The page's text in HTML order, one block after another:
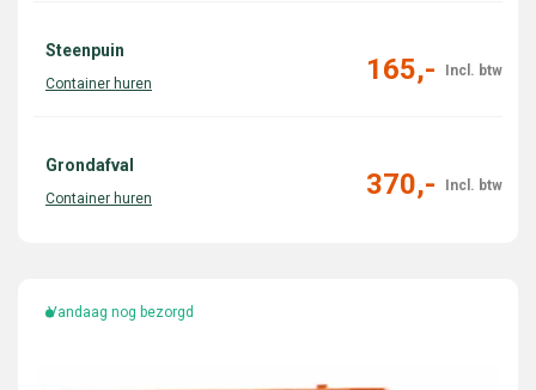
Steenpuin
165,-
Grondafval
370,-
Vandaag nog bezorgd